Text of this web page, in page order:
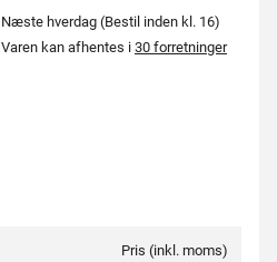
Næste hverdag (Bestil inden kl. 16)
Varen kan afhentes i 30 forretninger
Pris (inkl. moms)